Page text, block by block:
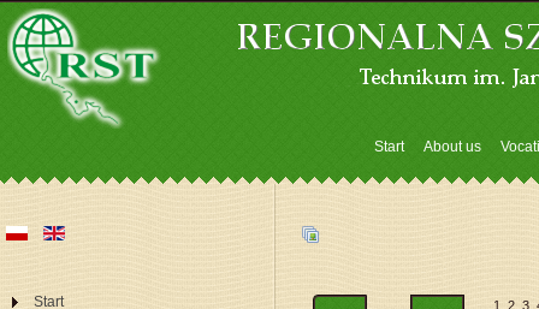
Start About us
1 2 3
Start